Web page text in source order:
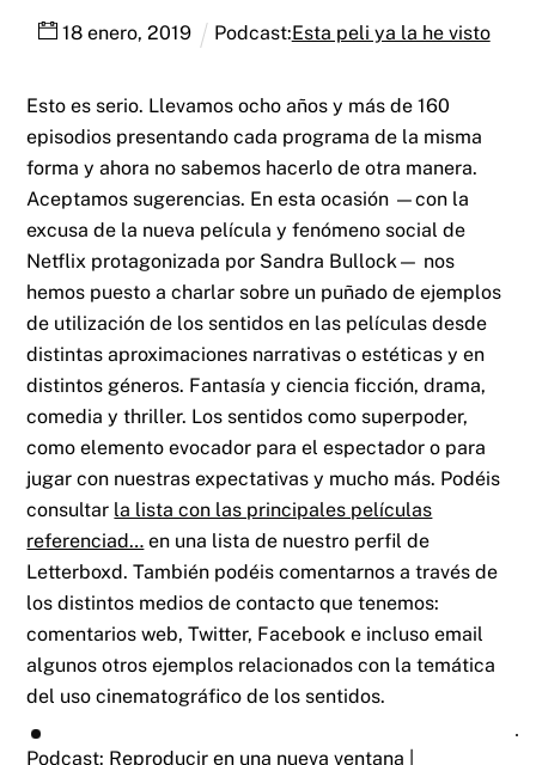
18 enero, 2019 Podcast:Esta peli ya la he visto
Esto es serio. Llevamos ocho años y más de 160
episodios presentando cada programa de la misma
forma y ahora no sabemos hacerlo de otra manera.
Aceptamos sugerencias. En esta ocasión —con la
excusa de la nueva película y fenómeno social de
Netflix protagonizada por Sandra Bullock— nos
hemos puesto a charlar sobre un puñado de ejemplos
de utilización de los sentidos en las películas desde
distintas aproximaciones narrativas o estéticas y en
distintos géneros. Fantasía y ciencia ficción, drama,
comedia y thriller. Los sentidos como superpoder,
como elemento evocador para el espectador o para
jugar con nuestras expectativas y mucho más. Podéis
consultar la lista con las principales películas
referenciad… en una lista de nuestro perfil de
Letterboxd. También podéis comentarnos a través de
los distintos medios de contacto que tenemos:
comentarios web, Twitter, Facebook e incluso email
algunos otros ejemplos relacionados con la temática
del uso cinematográfico de los sentidos.
Podcast: Reproducir en una nueva ventana